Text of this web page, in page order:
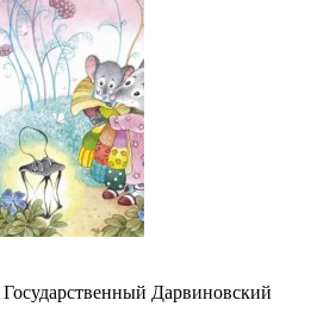
Государственный Дарвиновский